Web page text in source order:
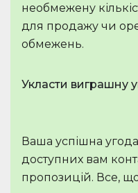
необмежену
для продажу чи
обмежень.
Укласти виграшну
Ваша успішна угода
доступних вам
пропозицій. Все,